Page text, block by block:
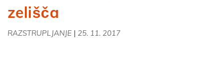
zelišča
RAZSTRUPLJANJE | 25. 11. 2017